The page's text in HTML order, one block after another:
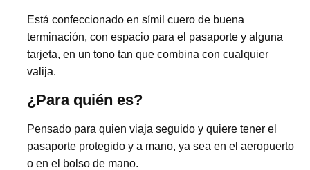
Está confeccionado en símil cuero de buena
terminación, con espacio para el pasaporte y alguna
tarjeta, en un tono tan que combina con cualquier
valija.
¿Para quién es?
Pensado para quien viaja seguido y quiere tener el
pasaporte protegido y a mano, ya sea en el aeropuerto
o en el bolso de mano.